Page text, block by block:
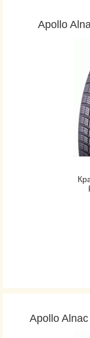
Apollo
Apollo